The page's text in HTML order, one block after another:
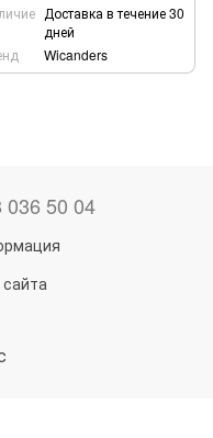
Доставка в течение 30
дней
Wicanders
036 50 04